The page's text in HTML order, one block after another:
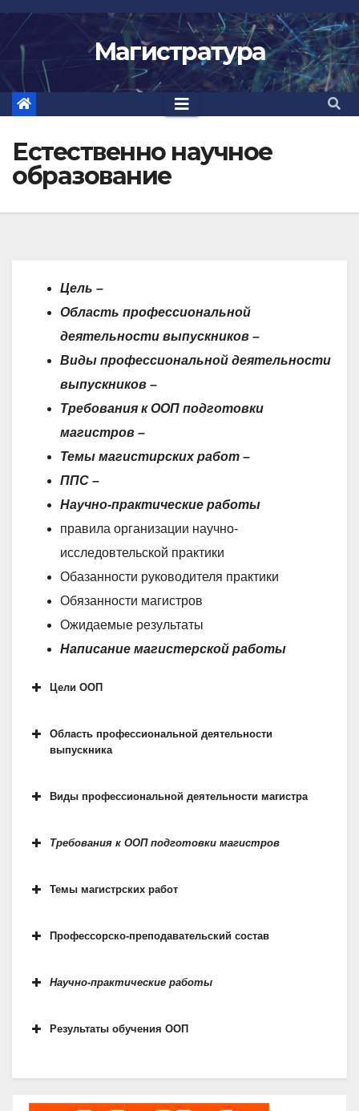
Skip
content
Магистратура
Естественно научное
образование
Цель –
Область профессиональной
деятельности выпускников –
Виды профессиональной деятельности
выпускников –
Требования к ООП подготовки
магистров –
Темы магистирских работ –
ППС –
Научно-практические работы
правила организации научно-
исследовтельской практики
Обазанности руководителя практики
Обязанности магистров
Ожидаемые результаты
Написание магистерской работы
Цели ООП
Область профессиональной деятельности
выпускника
деятельности выпускников
Виды профессиональной деятельности магистра
Требования к ООП подготовки магистров
Темы магистрских работ
Профессорско-преподавательский состав
Научно-практические работы
Результаты обучения ООП